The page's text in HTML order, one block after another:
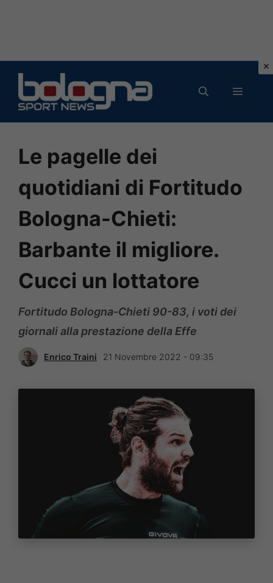
contenuto
MENU
Le pagelle dei
quotidiani di Fortitudo
Bologna-Chieti:
Barbante il migliore.
Cucci un lottatore
Fortitudo Bologna-Chieti 90-83, i voti dei
giornali alla prestazione della Effe
Enrico Traini 21 Novembre 2022 - 09:35